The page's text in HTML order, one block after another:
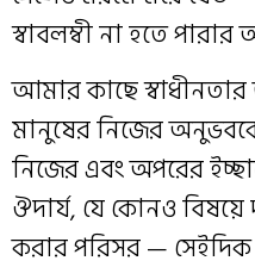
স্বাবলম্বী না হতে
আমার কাছে স্বাধীনতার
মানুষের নিজের
নিজের এবং অপরের
ঔদার্য, যে কোনও বিষয়ে
করার পরিসর —